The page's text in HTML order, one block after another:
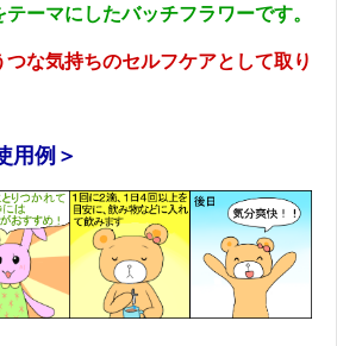
ーマにしたバッチフラワーです。
な気持ちのセルフケアとして取り
用例＞